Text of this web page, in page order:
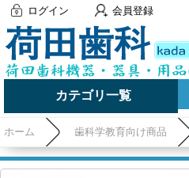
ログイン 会員登録
カテゴリ一覧
ホーム 歯科学教育向け商品